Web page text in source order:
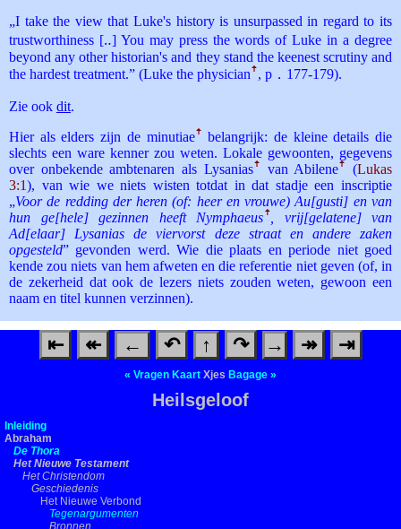
„I take the view that Luke's history is unsurpassed in regard to its
trustworthiness [‥] You may press the words of Luke in a degree
beyond any other historian's and they stand the keenest scrutiny and
the hardest treatment.” (Luke the physician ꜛ , p．177-179).
Zie ook dit.
Hier als elders zijn de minutiaeꜛ belangrijk: de kleine details die
slechts een ware kenner zou weten. Lokale gewoonten, gegevens
over onbekende ambtenaren als Lysaniasꜛ van Abileneꜛ (Lukas
3:1), van wie we niets wisten totdat in dat stadje een inscriptie
„Voor de redding der heren (of: heer en vrouwe) Au[gusti] en van
hun ge[hele] gezinnen heeft Nymphaeus ꜛ
, vrij[gelatene] van
Ad[elaar] Lysanias de viervorst deze straat en andere zaken
opgesteld” gevonden werd. Wie die plaats en periode niet goed
kende zou niets van hem afweten en die referentie niet geven (of, in
de zekerheid dat ook de lezers niets zouden weten, gewoon een
naam en titel kunnen verzinnen).
⇤ ↞ ← ↶ ↑ ↷ → ↠ ⇥
« Vragen Kaart Xjes Bagage »
Heilsgeloof
Inleiding
Abraham
De Thora
Het Nieuwe Testament
Het Christendom
Geschiedenis
Het Nieuwe Verbond
Tegenargumenten
Bronnen